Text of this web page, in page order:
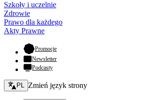
Szkoły i uczelnie
Zdrowie
Prawo dla każdego
Akty Prawne
Promocje- otwiera się w nowej karcie
Newsletter
Podcasty
Zmień język - bieżący:
PL Zmień język strony